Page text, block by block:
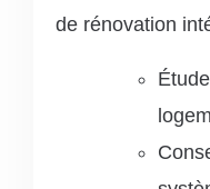
de rénovation